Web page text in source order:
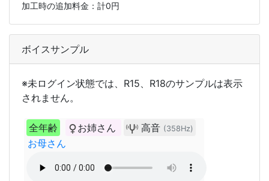
加工時の追加料金：計0円
ボイスサンプル
※未ログイン状態では、R15、R18のサンプルは表示
されません。
全年齢 お姉さん 高音 (358Hz)
お母さん